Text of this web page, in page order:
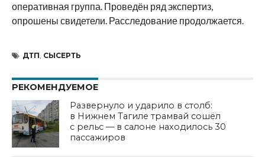
оперативная группа. Проведён ряд экспертиз,
опрошены свидетели. Расследование продолжается.
ДТП, СЫСЕРТЬ
РЕКОМЕНДУЕМОЕ
Развернуло и ударило в столб:
в Нижнем Тагиле трамвай сошёл
с рельс — в салоне находилось 30
пассажиров